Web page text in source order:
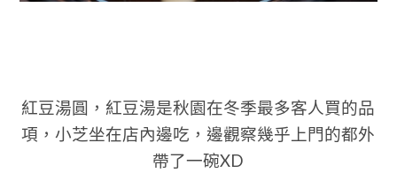
紅豆湯圓，紅豆湯是秋園在冬季最多客人買的品
項，小芝坐在店內邊吃，邊觀察幾乎上門的都外
帶了一碗XD